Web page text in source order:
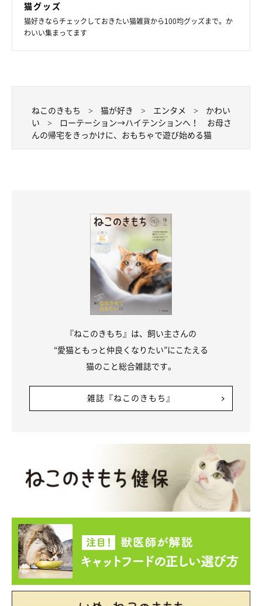
猫グッズ
猫好きならチェックしておきたい猫雑貨から100均グッズまで。か
わいい集まってます
ねこのきもち 猫が好き エンタメ
かわい
い
ローテーション→ハイテンションへ！ お母さ
んの帰宅をきっかけに、おもちゃで遊び始める猫
『ねこのきもち』は、飼い主さんの
“愛猫ともっと仲良くなりたい”にこたえる
猫のこと総合雑誌です。
雑誌『ねこのきもち』